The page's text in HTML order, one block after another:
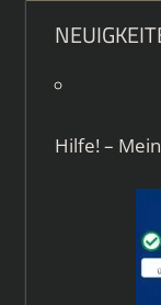
Hilfe! –